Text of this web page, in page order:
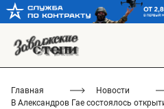
Главная
Новости
В Александров Гае состоялось